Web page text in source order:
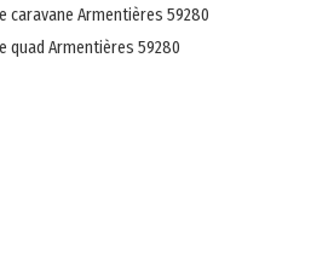
caravane Armentières 59280
quad Armentières 59280